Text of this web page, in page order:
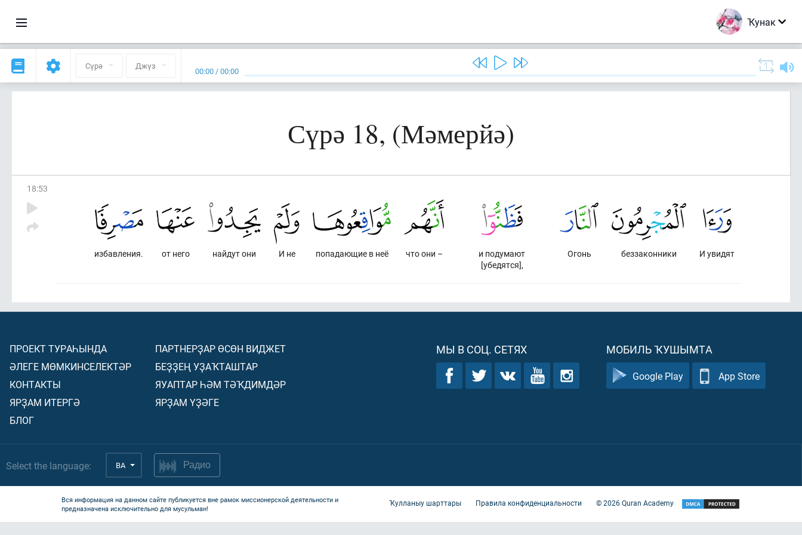
Ҡунак
Сүрә Джүз 00:00 /00:00
Сүрә 18, (Мәмерйә)
18:53
И увидят
беззаконники
Огонь
и подумают
[убедятся],
что они –
попадающие в неё
И не
найдут они
от него
избавления.
ПРОЕКТ ТУРАҺЫНДА
ӘЛЕГЕ МӨМКИНСЕЛЕКТӘР
КОНТАКТЫ
ЯРҘАМ ИТЕРГӘ
БЛОГ
ПАРТНЕРҘАР ӨСӨН ВИДЖЕТ
БЕҘҘЕҢ УҘАҠТАШТАР
ЯУАПТАР ҺӘМ ТӘҠДИМДӘР
ЯРҘАМ ҮҘӘГЕ
МЫ В СОЦ. СЕТЯХ МОБИЛЬ ҠУШЫМТА
Google Play App Store
Select the language: BA Радио
Вся информация на данном сайте публикуется вне рамок миссионерской деятельности и
предназначена исключительно для мусульман!
Ҡулланыу шарттары Правила конфиденциальности ©2026Quran Academy